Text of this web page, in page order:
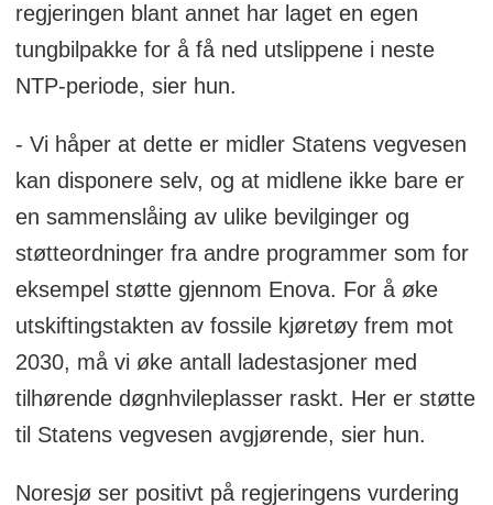
regjeringen blant annet har laget en egen
tungbilpakke for å få ned utslippene i neste
NTP-periode, sier hun.
- Vi håper at dette er midler Statens vegvesen
kan disponere selv, og at midlene ikke bare er
en sammenslåing av ulike bevilginger og
støtteordninger fra andre programmer som for
eksempel støtte gjennom Enova. For å øke
utskiftingstakten av fossile kjøretøy frem mot
2030, må vi øke antall ladestasjoner med
tilhørende døgnhvileplasser raskt. Her er støtte
til Statens vegvesen avgjørende, sier hun.
Noresjø ser positivt på regjeringens vurdering